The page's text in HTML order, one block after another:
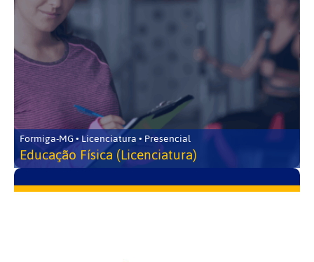
Formiga-MG • Licenciatura • Presencial
Educação Física (Licenciatura)